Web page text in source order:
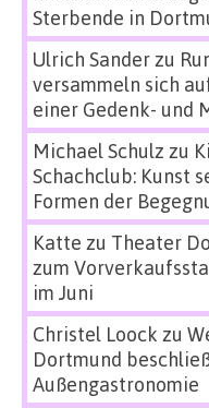
Sterbende in
Ulrich Sanderzu
versammeln sich
einer Gedenk- und
Michael Schulz zu
Schachclub: Kunst
Formen der
Katte zu Theater
zum
im Juni
Christel Loock zu
Dortmund
Außengastronomie